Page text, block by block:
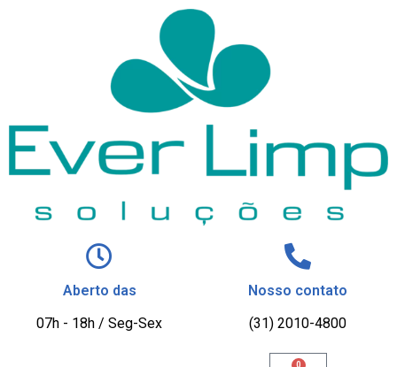
Aberto das
07h - 18h / Seg-Sex
Nosso contato
(31) 2010-4800